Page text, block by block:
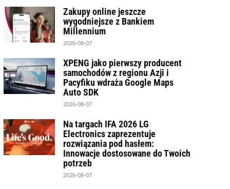
Zakupy online jeszcze
wygodniejsze z Bankiem
Millennium
2026-08-07
XPENG jako pierwszy producent
samochodów z regionu Azji i
Pacyfiku wdraża Google Maps
Auto SDK
2026-08-07
Na targach IFA 2026 LG
Electronics zaprezentuje
rozwiązania pod hasłem:
Innowacje dostosowane do Twoich
potrzeb
2026-08-07